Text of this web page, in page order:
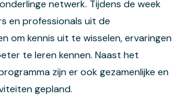
netwerk. Tijdens de week
en professionals uit de
om kennis uit te wisselen, ervaringen
te leren kennen. Naast het
zijn er ook gezamenlijke en
gepland.